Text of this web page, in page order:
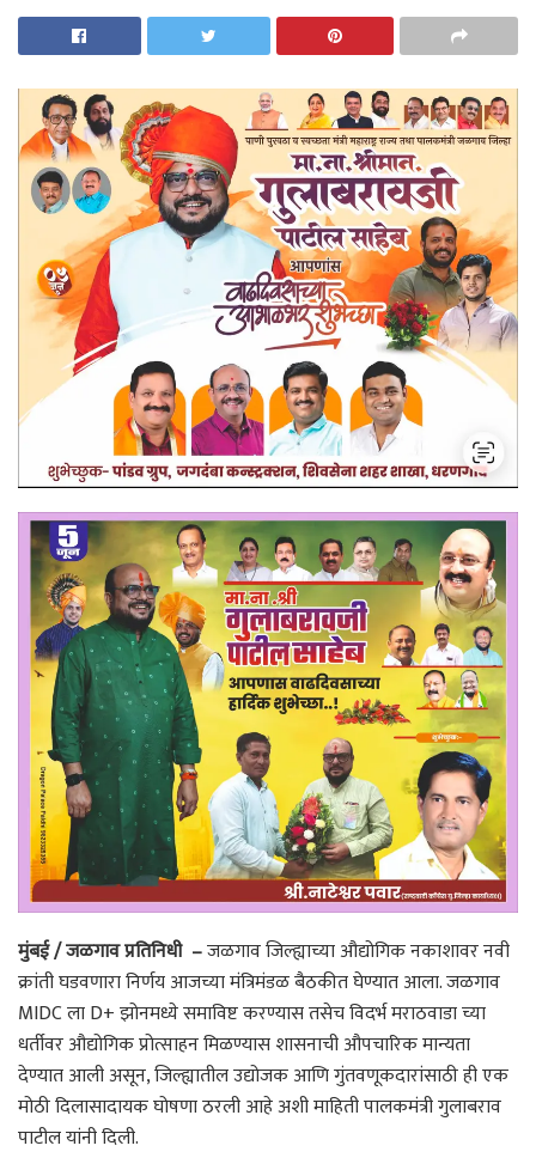
मुंबई / जळगाव प्रतिनिधी –जळगाव जिल्ह्याच्या औद्योगिक नकाशावर नवी
क्रांती घडवणारा निर्णय आजच्या मंत्रिमंडळ बैठकीत घेण्यात आला. जळगाव
MIDC ला D+ झोनमध्ये समाविष्ट करण्यास तसेच विदर्भ मराठवाडा च्या
धर्तीवर औद्योगिक प्रोत्साहन मिळण्यास शासनाची औपचारिक मान्यता
देण्यात आली असून, जिल्ह्यातील उद्योजक आणि गुंतवणूकदारांसाठी ही एक
मोठी दिलासादायक घोषणा ठरली आहे अशी माहिती पालकमंत्री गुलाबराव
पाटील यांनी दिली.